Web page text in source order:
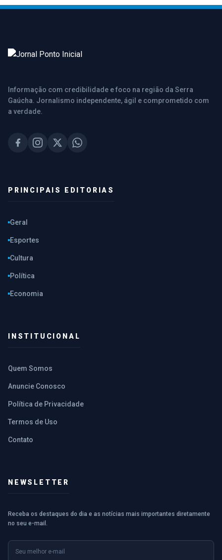
Informação com credibilidade e foco na região da Serra
Gaúcha. Jornalismo independente, ágil e comprometido com
a verdade.
PRINCIPAIS EDITORIAS
Geral
Esportes
Cultura
Política
Economia
INSTITUCIONAL
Quem Somos
Anuncie Conosco
Política de Privacidade
Termos de Uso
Contato
NEWSLETTER
Receba os destaques do dia e as notícias mais importantes diretamente
no seu e-mail.
E-mail
Nome (opcional)